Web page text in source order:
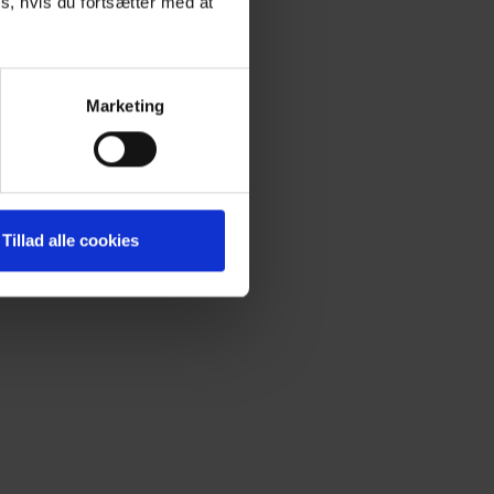
Marketing
Tillad alle cookies
klar